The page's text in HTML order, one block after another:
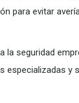
para evitar
la seguridad
especializadas y